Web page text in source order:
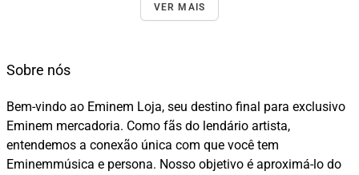
VER MAIS
Sobre nós
Bem-vindo ao Eminem Loja, seu destino final para exclusivo
Eminem mercadoria. Como fãs do lendário artista,
entendemos a conexão única com que você tem
Eminemmúsica e persona. Nosso objetivo é aproximá-lo do